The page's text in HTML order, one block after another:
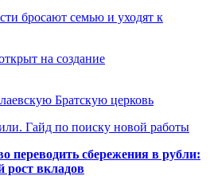
бросают семью и уходят к
на создание
Братскую церковь
Гайд по поиску новой работы
переводить сбережения в рубли:
рост вкладов